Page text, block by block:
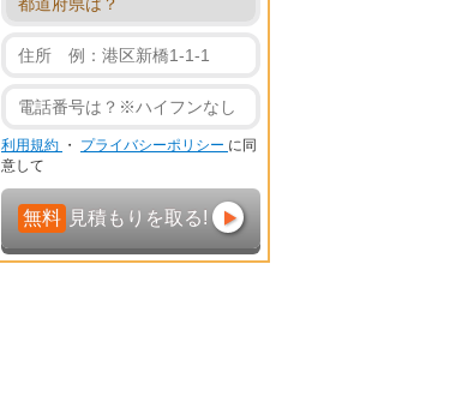
利用規約 ・ プライバシーポリシー に同
意して
無料 見積もりを取る!